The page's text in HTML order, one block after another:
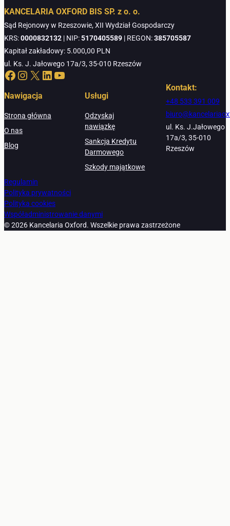
KANCELARIA OXFORD BIS SP. z o. o.
Sąd Rejonowy w Rzeszowie, XII Wydział Gospodarczy
KRS:0000832132 | NIP:5170405589 | REGON:385705587
Kapitał zakładowy: 5.000,00 PLN
ul. Ks. J. Jałowego 17a/3, 35-010 Rzeszów
Facebook
Instagram
X LinkedIn
YouTube
Nawigacja
Strona główna
O nas
Blog
Usługi
Odzyskaj
nawiązkę
Sankcja Kredytu
Darmowego
Szkody majątkowe
Kontakt:
+48 533 391 009
ul. Ks. J.Jałowego
17a/3, 35-010
Rzeszów
© 2026 Kancelaria Oxford. Wszelkie prawa zastrzeżone
Regulamin
Polityka prywatności
Polityka cookies
Współadministrowanie danymi